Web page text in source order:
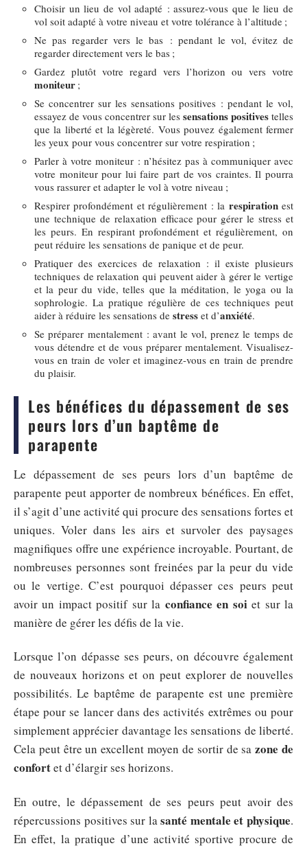
Choisir un lieu de vol adapté : assurez-vous que le lieu de
vol soit adapté à votre niveau et votre tolérance à l’altitude ;
Ne pas regarder vers le bas : pendant le vol, évitez de
regarder directement vers le bas ;
Gardez plutôt votre regard vers l’horizon ou vers votre
moniteur ;
Se concentrer sur les sensations positives : pendant le vol,
essayez de vous concentrer sur les sensations positives telles
que la liberté et la légèreté. Vous pouvez également fermer
les yeux pour vous concentrer sur votre respiration ;
Parler à votre moniteur : n’hésitez pas à communiquer avec
votre moniteur pour lui faire part de vos craintes. Il pourra
vous rassurer et adapter le vol à votre niveau ;
Respirer profondément et régulièrement : la respirationest
une technique de relaxation efficace pour gérer le stress et
les peurs. En respirant profondément et régulièrement, on
peut réduire les sensations de panique et de peur.
Pratiquer des exercices de relaxation : il existe plusieurs
techniques de relaxation qui peuvent aider à gérer le vertige
et la peur du vide, telles que la méditation, le yoga ou la
sophrologie. La pratique régulière de ces techniques peut
aider à réduire les sensations de stress et d’anxiété.
Se préparer mentalement : avant le vol, prenez le temps de
vous détendre et de vous préparer mentalement. Visualisez-
vous en train de voler et imaginez-vous en train de prendre
du plaisir.
Les bénéfices du dépassement de ses
peurs lors d’un baptême de
parapente
Le dépassement de ses peurs lors d’un baptême de
parapente peut apporter de nombreux bénéfices. En effet,
il s’agit d’une activité qui procure des sensations fortes et
uniques. Voler dans les airs et survoler des paysages
magnifiques offre une expérience incroyable. Pourtant, de
nombreuses personnes sont freinées par la peur du vide
ou le vertige. C’est pourquoi dépasser ces peurs peut
avoir un impact positif sur la confiance en soiet sur la
manière de gérer les défis de la vie.
Lorsque l’on dépasse ses peurs, on découvre également
de nouveaux horizons et on peut explorer de nouvelles
possibilités. Le baptême de parapente est une première
étape pour se lancer dans des activités extrêmes ou pour
simplement apprécier davantage les sensations de liberté.
Cela peut être un excellent moyen de sortir de sazone de
confortet d’élargir ses horizons.
En outre, le dépassement de ses peurs peut avoir des
répercussions positives sur lasanté mentale et physique.
En effet, la pratique d’une activité sportive procure de